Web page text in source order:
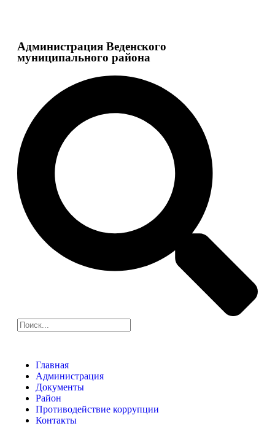
Администрация Веденского
муниципального района
Главная
Администрация
Документы
Район
Противодействие коррупции
Контакты